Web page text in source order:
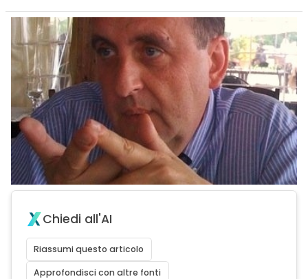
Chiedi all'AI
Riassumi questo articolo
Approfondisci con altre fonti